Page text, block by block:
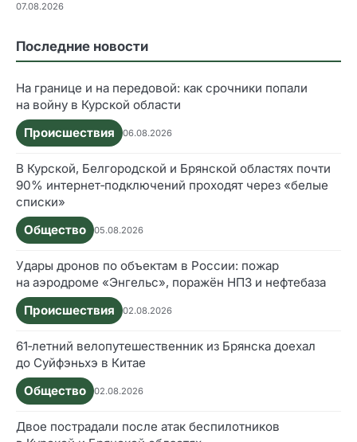
07.08.2026
Последние новости
На границе и на передовой: как срочники попали
на войну в Курской области
Происшествия
06.08.2026
В Курской, Белгородской и Брянской областях почти
90% интернет‑подключений проходят через «белые
списки»
Общество
05.08.2026
Удары дронов по объектам в России: пожар
на аэродроме «Энгельс», поражён НПЗ и нефтебаза
Происшествия
02.08.2026
61‑летний велопутешественник из Брянска доехал
до Суйфэньхэ в Китае
Общество
02.08.2026
Двое пострадали после атак беспилотников